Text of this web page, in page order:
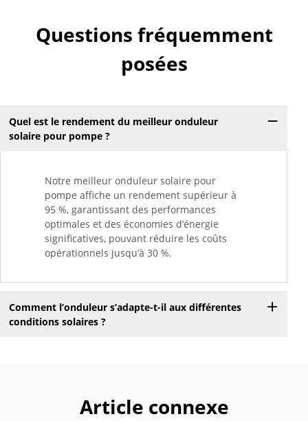
Questions fréquemment
posées
Quel est le rendement du meilleur onduleur
solaire pour pompe ?
Notre meilleur onduleur solaire pour
pompe affiche un rendement supérieur à
95 %, garantissant des performances
optimales et des économies d’énergie
significatives, pouvant réduire les coûts
opérationnels jusqu’à 30 %.
Comment l’onduleur s’adapte-t-il aux différentes
conditions solaires ?
Article connexe